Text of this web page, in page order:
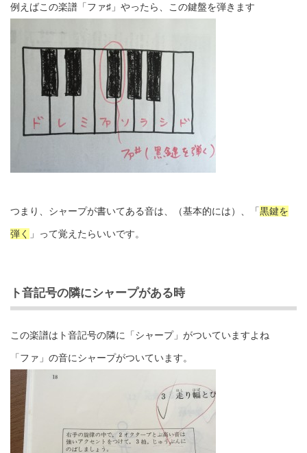
例えばこの楽譜「ファ♯」やったら、この鍵盤を弾きます
つまり、シャープが書いてある音は、（基本的には）、「黒鍵を
弾く 」って覚えたらいいです。
ト音記号の隣にシャープがある時
この楽譜はト音記号の隣に「シャープ」がついていますよね
「ファ」の音にシャープがついています。